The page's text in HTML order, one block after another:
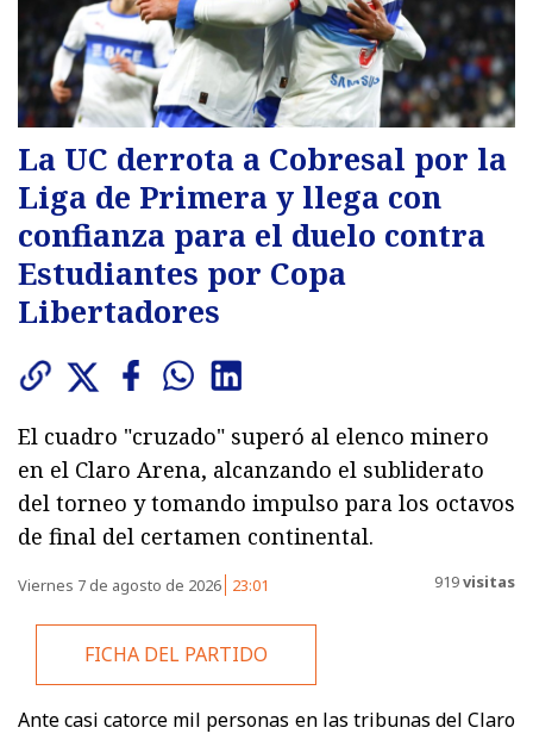
La UC derrota a Cobresal por la
Liga de Primera y llega con
confianza para el duelo contra
Estudiantes por Copa
Libertadores
El cuadro "cruzado" superó al elenco minero
en el Claro Arena, alcanzando el subliderato
del torneo y tomando impulso para los octavos
de final del certamen continental.
Viernes 7 de agosto de 2026 23:01 919visitas
FICHA DEL PARTIDO
Ante casi catorce mil personas en las tribunas del Claro